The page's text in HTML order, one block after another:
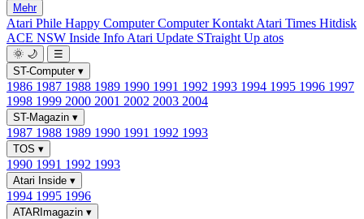
Mehr
Atari Phile Happy ComputerComputer Kontakt Atari Times Hitdisk
ACE NSW Inside Info Atari Update STraight Up atos
🌞 🌙
☰
ST-Computer ▾
1986 1987 1988 1989 1990 1991 1992 1993 1994 1995 1996 1997
1998 1999 2000 2001 2002 2003 2004
ST-Magazin ▾
1987 1988 1989 1990 1991 1992 1993
TOS ▾
1990 1991 1992 1993
Atari Inside ▾
1994 1995 1996
ATARImagazin ▾